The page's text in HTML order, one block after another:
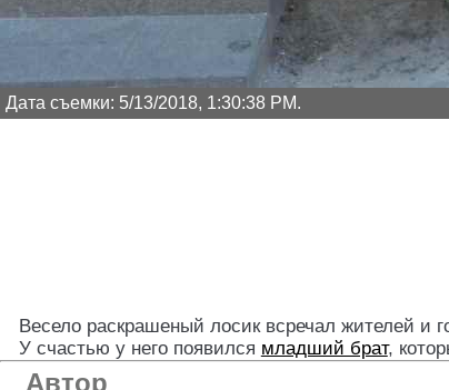
Дата съемки: 5/13/2018, 1:30:38 PM.
Весело раскрашеный лосик всречал жителей и
У счастью у него появился младший брат,
Автор